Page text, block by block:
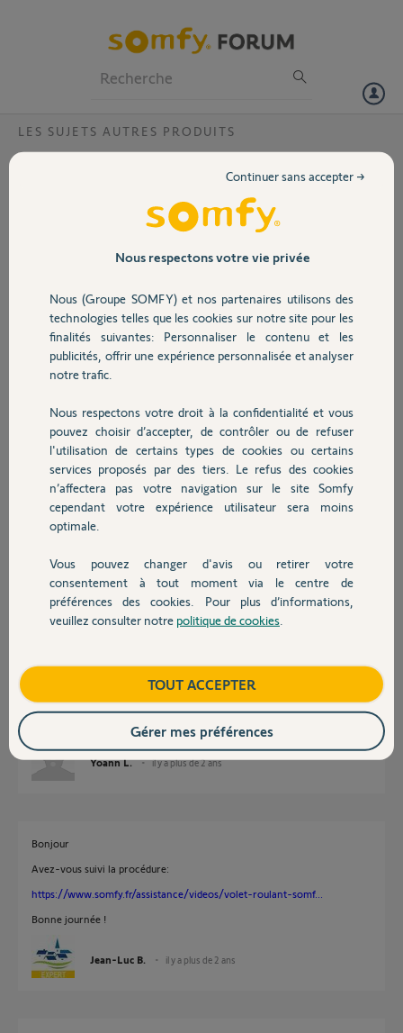
Volet
Sécurité
Domotique
Chauffage
Autres produits
Devis avec un pro
Contact
LES SUJETS AUTRES PRODUITS
Le moteur ne réagit pas avec appuis long
Je veux reprogrammer mon moteur Orea RTS 70/17.
je réinitialise avec la double coupure le moteur répond, j’appuie sur P2
appuyé puis plus rien j'ai pas le deuxième mouvement. J'ai un autre
problème, le moteur ne répond pas non plus quand je fais l’appui
simultané sur monté et descente. Pouvez-vous m'aider SVP.
Merci,
il y a plus de 2 ans
Participer au fil de discussion
Réponses
Qu'est-ce que vous appelez "P2" sur la télécommande ?
Yoann L. il y a plus de 2 ans
Bonjour
Avez-vous suivi la procédure:
https://www.somfy.fr/assistance/videos/volet-roulant-somf...
Bonne journée !
Jean-Luc B. il y a plus de 2 ans
Nous respectons votre vie privée
Nous (Groupe SOMFY) et nos partenaires utilisons des
technologies telles que les cookies sur notre site pour les
finalités suivantes: Personnaliser le contenu et les
publicités, offrir une expérience personnalisée et analyser
notre trafic.
Nous respectons votre droit à la confidentialité et vous
pouvez choisir d’accepter, de contrôler ou de refuser
l'utilisation de certains types de cookies ou certains
services proposés par des tiers. Le refus des cookies
n’affectera pas votre navigation sur le site Somfy
cependant votre expérience utilisateur sera moins
optimale.
Vous pouvez changer d'avis ou retirer votre
consentement à tout moment via le centre de
préférences des cookies. Pour plus d’informations,
veuillez consulter notre politique de cookies
Continuer sans accepter →
TOUT ACCEPTER
Gérer mes préférences